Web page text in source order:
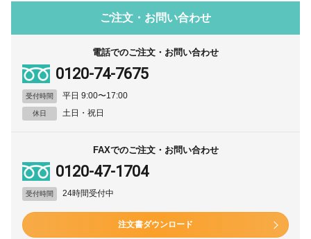
ご注文・お問い合わせ
電話でのご注文・お問い合わせ
0120-74-7675
受付時間 平日 9:00〜17:00
休日 土日・祝日
FAXでのご注文・お問い合わせ
0120-47-1704
受付時間 24時間受付中
注文書ダウンロード